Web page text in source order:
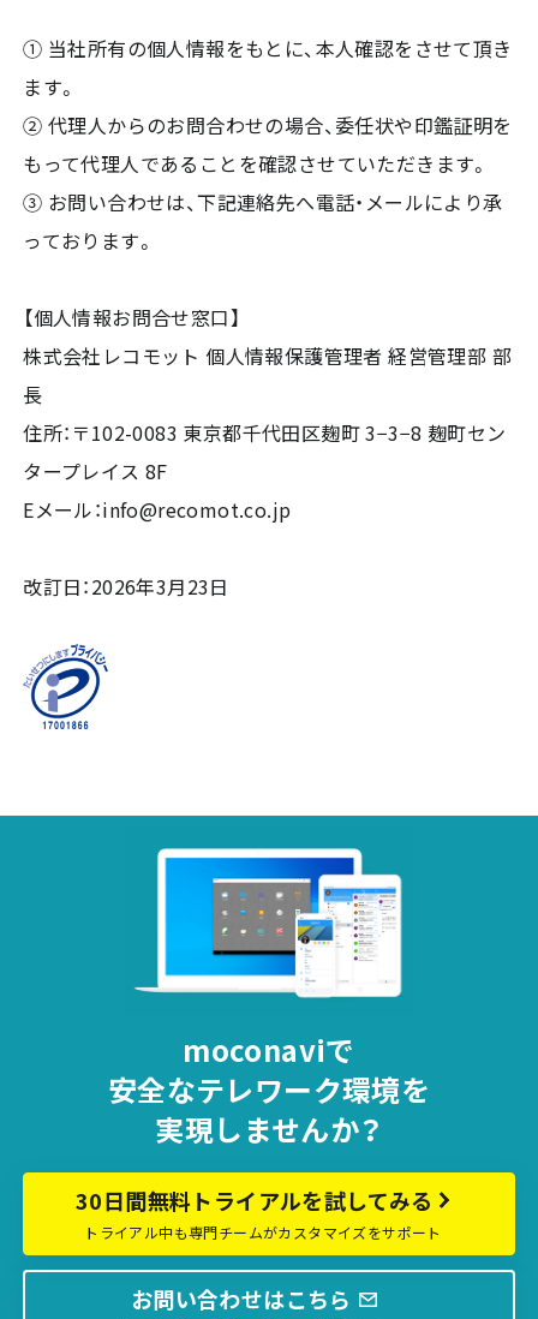
① 当社所有の個人情報をもとに、本人確認をさせて頂き
ます。
② 代理人からのお問合わせの場合、委任状や印鑑証明を
もって代理人であることを確認させていただきます。
③ お問い合わせは、下記連絡先へ電話・メールにより承
っております。
【個人情報お問合せ窓口】
株式会社レコモット 個人情報保護管理者 経営管理部 部
長
住所：〒102-0083 東京都千代田区麹町 3−3−8 麹町セン
タープレイス 8F
Eメール：info@recomot.co.jp
改訂日：2026年3月23日
moconaviで
安全なテレワーク環境を
実現しませんか？
30日間無料トライアルを試してみる
トライアル中も専門チームがカスタマイズをサポート
お問い合わせはこちら